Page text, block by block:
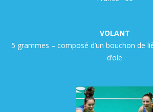
VOLANT
5 grammes – composé d’un bouchon de
d’oie